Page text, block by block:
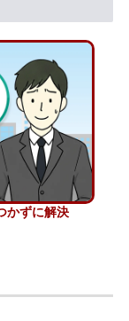
かずに解決